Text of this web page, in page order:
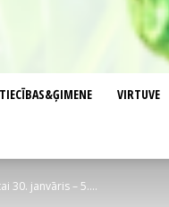
VIRTUVE
30. janvāris – 5....